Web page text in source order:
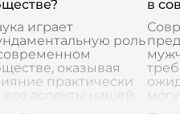
играет
роль
оказывая
практически
все аспекты нашей
в